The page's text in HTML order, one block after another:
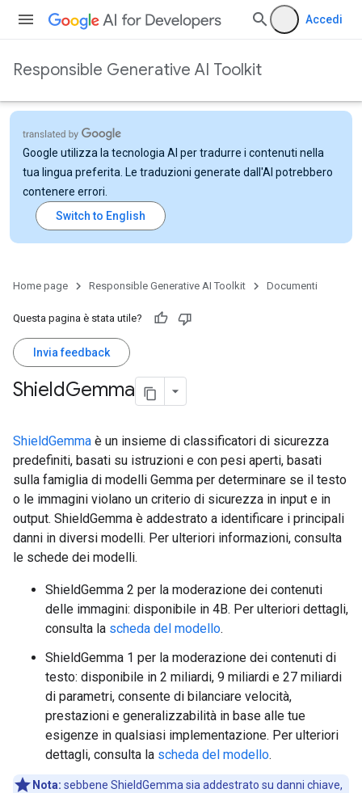
Accedi
Responsible Generative AI Toolkit
Google utilizza la tecnologia AI per tradurre i contenuti nella
tua lingua preferita. Le traduzioni generate dall'AI potrebbero
contenere errori.
Home page Responsible Generative AI Toolkit Documenti
Questa pagina è stata utile?
Invia feedback
ShieldGemma
ShieldGemma è un insieme di classificatori di sicurezza
predefiniti, basati su istruzioni e con pesi aperti, basati
sulla famiglia di modelli Gemma per determinare se il testo
o le immagini violano un criterio di sicurezza in input e in
output. ShieldGemma è addestrato a identificare i principali
danni in diversi modelli. Per ulteriori informazioni, consulta
le schede dei modelli.
ShieldGemma 2 per la moderazione dei contenuti
delle immagini: disponibile in 4B. Per ulteriori dettagli,
consulta la scheda del modello.
ShieldGemma 1 per la moderazione dei contenuti di
testo: disponibile in 2 miliardi, 9 miliardi e 27 miliardi
di parametri, consente di bilanciare velocità,
prestazioni e generalizzabilità in base alle tue
esigenze in qualsiasi implementazione. Per ulteriori
dettagli, consulta la scheda del modello.
Nota: sebbene ShieldGemma sia addestrato su danni chiave,